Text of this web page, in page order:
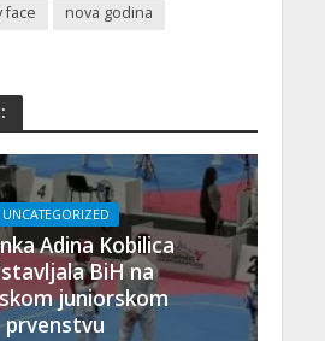
face
nova godina
UNCATEGORIZED
Adina Kobilica
BiH na
juniorskom
prvenstvu